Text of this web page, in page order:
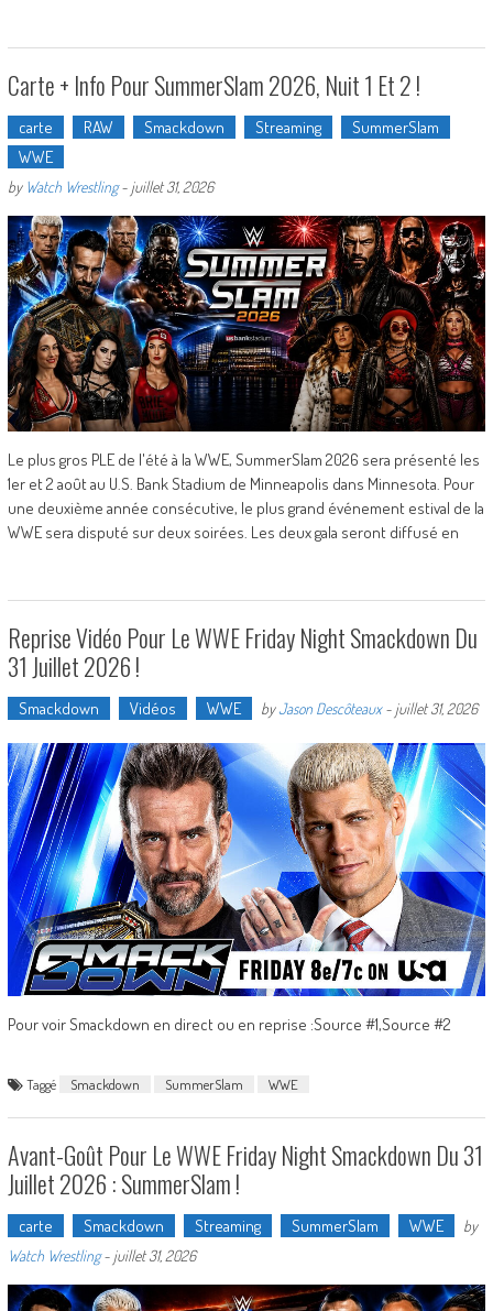
Carte + Info Pour SummerSlam 2026, Nuit 1 Et 2 !
carte RAW Smackdown Streaming
SummerSlam
WWE
by Watch Wrestling- juillet 31, 2026
Le plus gros PLE de l'été à la WWE, SummerSlam 2026 sera présenté les
1er et 2 août au U.S. Bank Stadium de Minneapolis dans Minnesota. Pour
une deuxième année consécutive, le plus grand événement estival de la
WWE sera disputé sur deux soirées. Les deux gala seront diffusé en
Reprise Vidéo Pour Le WWE Friday Night Smackdown Du
31 Juillet 2026 !
Smackdown Vidéos WWE byJason Descôteaux- juillet 31, 2026
Pour voir Smackdown en direct ou en reprise :Source #1,Source #2
Taggé Smackdown SummerSlam WWE
Avant-Goût Pour Le WWE Friday Night Smackdown Du 31
Juillet 2026 : SummerSlam !
carte Smackdown Streaming SummerSlam WWE
by
Watch Wrestling- juillet 31, 2026